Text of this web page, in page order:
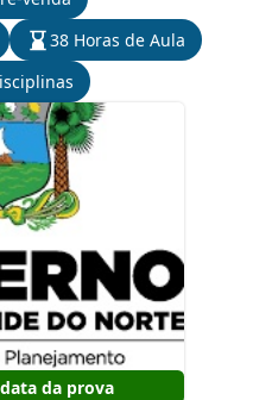
38 Horas de Aula
da prova